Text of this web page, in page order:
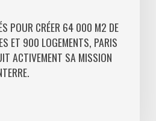
POUR CRÉER 64 000 M2 DE
ET 900 LOGEMENTS, PARIS
ACTIVEMENT SA MISSION